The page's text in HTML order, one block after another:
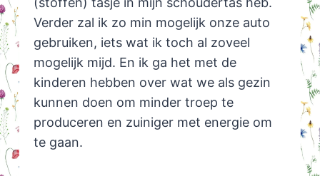
Verder zal ik zo min mogelijk onze auto
gebruiken, iets wat ik toch al zoveel
mogelijk mijd. En ik ga het met de
kinderen hebben over wat we als gezin
kunnen doen om minder troep te
produceren en zuiniger met energie om
te gaan.